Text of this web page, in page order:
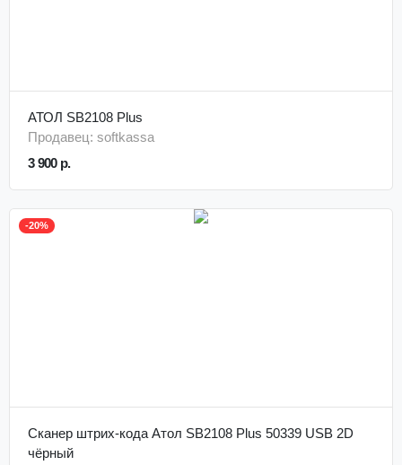
АТОЛ SB2108 Plus
Продавец: softkassa
3 900 р.
-20%
Сканер штрих-кода Атол SB2108 Plus 50339 USB 2D
чёрный